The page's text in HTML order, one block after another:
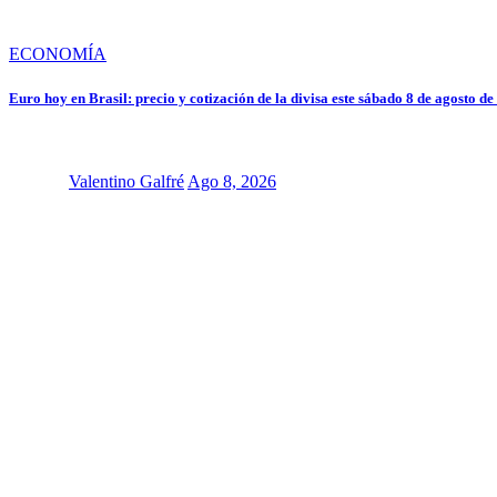
ECONOMÍA
Euro hoy en Brasil: precio y cotización de la divisa este sábado 8 de agosto de
Valentino Galfré Ago 8, 2026